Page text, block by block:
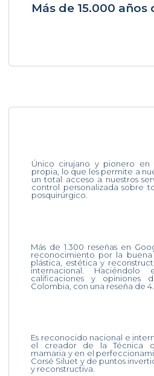
Más de 15.000
Único cirujano y pionero en
propia, lo que les permite a
un total acceso a nuestros
control personalizada sobre
posquirúrgico.
Más de 1.300 reseñas en
reconocimiento por la
plástica, estética y
internacional.
calificaciones y opiniones
Colombia, con una reseña de
Es reconocido nacional e
el creador de la Técnica
mamaria y en el
Corsé Siluet y de puntos
y reconstructiva.